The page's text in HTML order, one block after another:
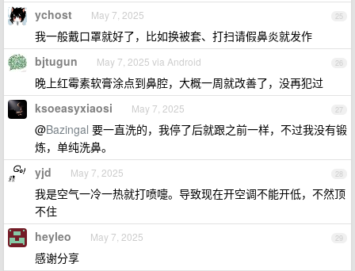
25
ychost May 7, 2025
我一般戴口罩就好了，比如换被套、打扫请假鼻炎就发作
26
bjtugun May 7, 2025 via Android
晚上红霉素软膏涂点到鼻腔，大概一周就改善了，没再犯过
27
ksoeasyxiaosi May 7, 2025
@Bazingal 要一直洗的，我停了后就跟之前一样，不过我没有锻
炼，单纯洗鼻。
28
yjd May 7, 2025
我是空气一冷一热就打喷嚏。导致现在开空调不能开低，不然顶
不住
29
heyleo May 7, 2025
感谢分享